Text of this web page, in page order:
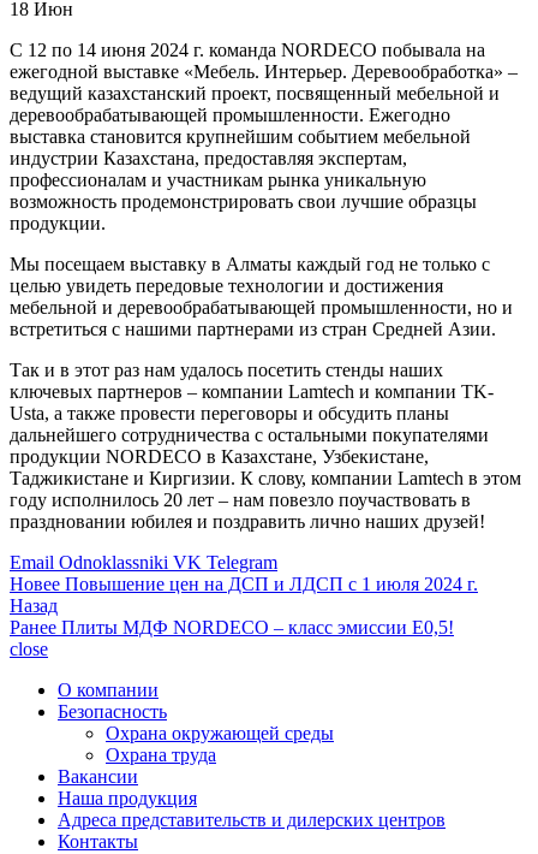
18 Июн
С 12 по 14 июня 2024 г. команда NORDECO побывала на
ежегодной выставке «Мебель. Интерьер. Деревообработка» –
ведущий казахстанский проект, посвященный мебельной и
деревообрабатывающей промышленности. Ежегодно
выставка становится крупнейшим событием мебельной
индустрии Казахстана, предоставляя экспертам,
профессионалам и участникам рынка уникальную
возможность продемонстрировать свои лучшие образцы
продукции.
Мы посещаем выставку в Алматы каждый год не только с
целью увидеть передовые технологии и достижения
мебельной и деревообрабатывающей промышленности, но и
встретиться с нашими партнерами из стран Средней Азии.
Так и в этот раз нам удалось посетить стенды наших
ключевых партнеров – компании Lamtech и компании TK-
Usta, а также провести переговоры и обсудить планы
дальнейшего сотрудничества с остальными покупателями
продукции NORDECO в Казахстане, Узбекистане,
Таджикистане и Киргизии. К слову, компании Lamtech в этом
году исполнилось 20 лет – нам повезло поучаствовать в
праздновании юбилея и поздравить лично наших друзей!
Email Odnoklassniki VK Telegram
Новее Повышение цен на ДСП и ЛДСП с 1 июля 2024 г.
Назад
Ранее Плиты МДФ NORDECO – класс эмиссии Е0,5!
close
О компании
Безопасность
Охрана окружающей среды
Охрана труда
Вакансии
Наша продукция
Адреса представительств и дилерских центров
Контакты